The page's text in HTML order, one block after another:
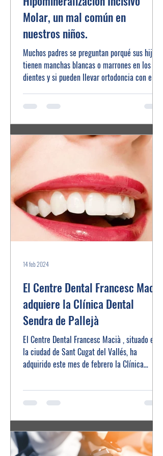
Molar, un mal común en
nuestros niños.
Muchos padres se preguntan porqué sus hijos
tienen manchas blancas o marrones en los
dientes y si pueden llevar ortodoncia con ellas.
El Centre Dental Francesc Macià
adquiere la Clínica Dental
Sendra de Pallejà
El Centre Dental Francesc Macià , situado en
la ciudad de Sant Cugat del Vallés, ha
adquirido este mes de febrero la Clínica
14 feb 2024